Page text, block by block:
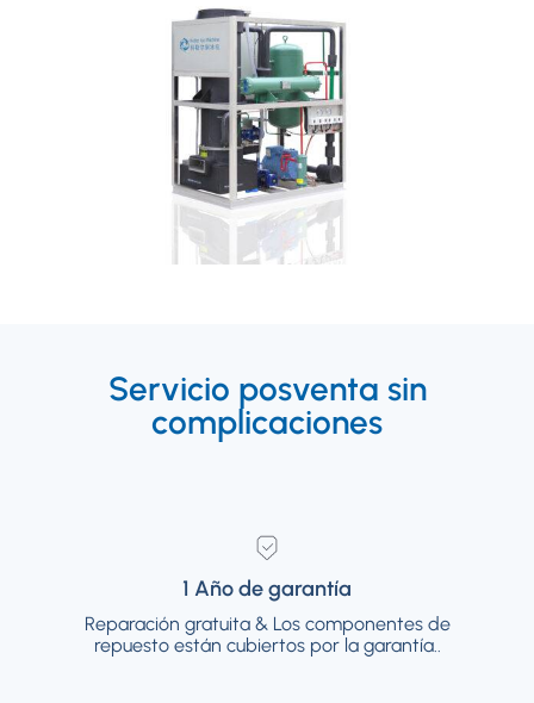
Servicio posventa sin
complicaciones
1 Año de garantía
Reparación gratuita & Los componentes de
repuesto están cubiertos por la garantía..
1 Año de garantía
Reparación gratuita & Los componentes de
repuesto están cubiertos por la garantía..